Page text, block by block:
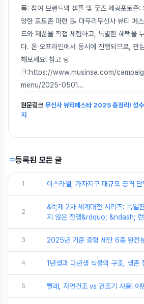
품: 참여 브랜드의 샘플 및 굿즈 제공포토존
양한 포토존 마련 📝 마무리무신사 뷰티 페
드와 제품을 직접 체험하고, 특별한 혜택을
다. 온·오프라인에서 동시에 진행되므로, 관
해보세요! 참고 링
크:https://www.musinsa.com/
menu/2025-0501...
원문링크 무신사 뷰티페스타 2025 총정리! 성
지
등록된 모든 글
1 이스라엘, 가자지구 대규모 공격
2
&lt;제 2차 세계대전 시리즈: 독
지 않은 전쟁&rdquo; &ndash; 런
3 2025년 기준 중형 세단 6종 완전
4 1년생과 다년생 식물의 구조, 생존
5 빨래, 자연건조 vs 건조기 사용! 어